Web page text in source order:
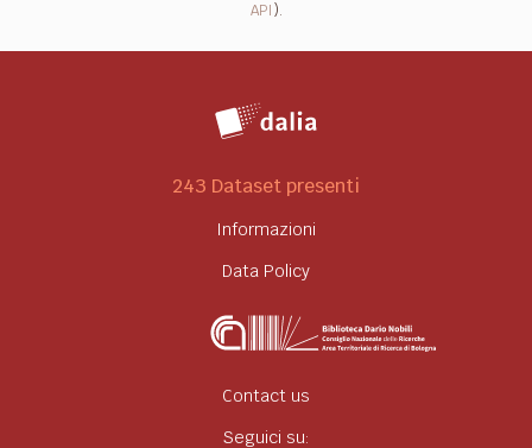
API).
243 Dataset presenti
Informazioni
Data Policy
Contact us
Seguici su: